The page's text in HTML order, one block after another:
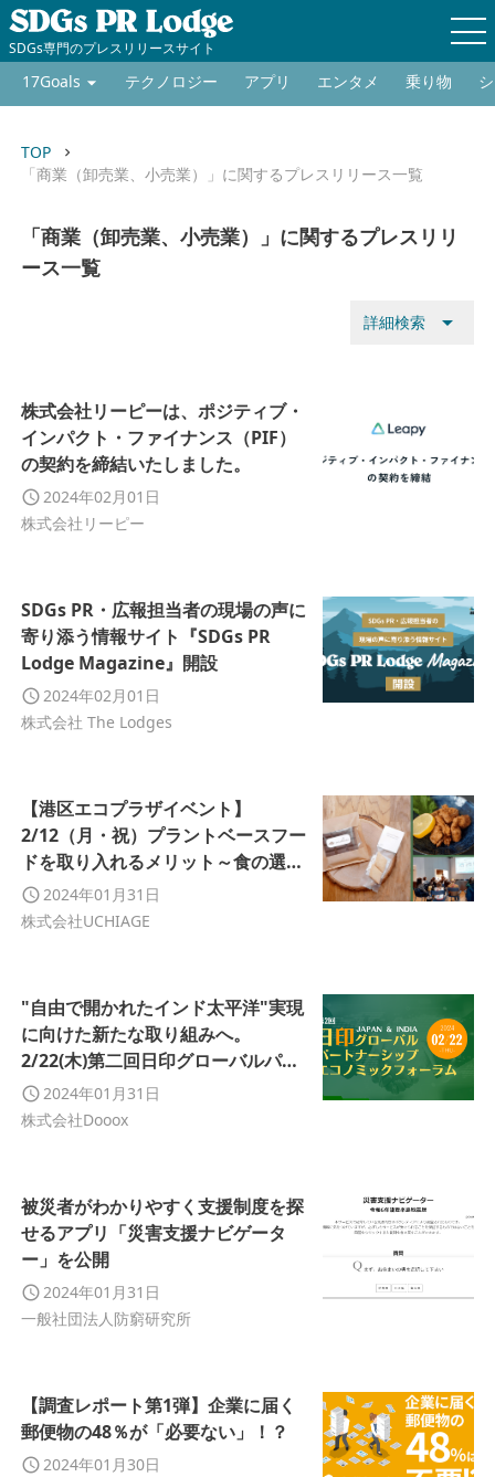
SDGs専門のプレスリリースサイト
17Goals テクノロジー アプリ エンタメ 乗り物
TOP keyboard_arrow_right
「商業（卸売業、小売業）」に関するプレスリリース一覧
「商業（卸売業、小売業）」に関するプレスリリ
ース一覧
詳細検索 arrow_drop_down
株式会社リーピーは、ポジティブ・
インパクト・ファイナンス（PIF）
の契約を締結いたしました。
2024年02月01日
株式会社リーピー
SDGs PR・広報担当者の現場の声に
寄り添う情報サイト『SDGs PR
Lodge Magazine』開設
2024年02月01日
株式会社 The Lodges
【港区エコプラザイベント】
2/12（月・祝）プラントベースフー
ドを取り入れるメリット～食の選択
と自然環境のつながりについて考え
る～
2024年01月31日
株式会社UCHIAGE
"自由で開かれたインド太平洋"実現
に向けた新たな取り組みへ。
2/22(木)第二回日印グローバルパー
トナーシップエコノミックフォーラ
ム開催
2024年01月31日
株式会社Dooox
被災者がわかりやすく支援制度を探
せるアプリ「災害支援ナビゲータ
ー」を公開
2024年01月31日
一般社団法人防窮研究所
【調査レポート第1弾】企業に届く
郵便物の48％が「必要ない」！？
2024年01月30日